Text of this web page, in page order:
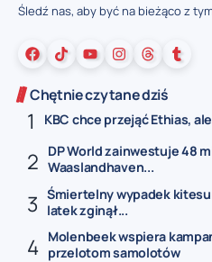
Śledź nas, aby być na bieżąco z
Chętnie czytane dziś
KBC chce przejąć Ethias,
DP World zainwestuje 48
Waaslandhaven...
Śmiertelny wypadek
latek zginął...
Molenbeek wspiera
przelotom samolotów